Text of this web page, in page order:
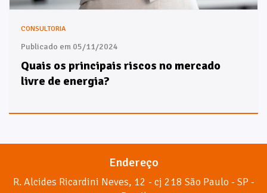
CONSULTORIA
Publicado em 05/11/2024
Quais os principais riscos no mercado
livre de energia?
Endereço
R. Alcides Ricardini Neves, 12 - cj 218 São Paulo - SP -